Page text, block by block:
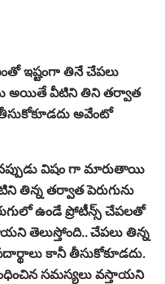
ఇష్టంగా తినే చేపలు
అయితే వీటిని తిని తర్వాత
తీసుకోకూడదు అవేంటో
విషం గా మారుతాయి
తిన్న తర్వాత పెరుగును
ఉండే ప్రోటీన్స్ చేపలతో
తెలుస్తోంది.. చేపలు తిన్న
కానీ తీసుకోకూడదు.
సమస్యలు వస్తాయని